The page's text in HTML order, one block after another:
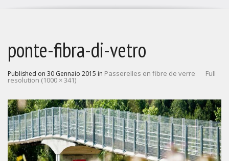
ponte-fibra-di-vetro
Published on 30 Gennaio 2015 in Passerelles en fibre de verre Full
resolution (1000 × 341)